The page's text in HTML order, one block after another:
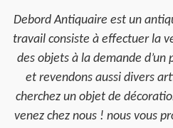
Debord Antiquaire est un
travail consiste à effectuer la
des objets à la demande
et revendons aussi divers
cherchez un objet de
venez chez nous ! nous vous